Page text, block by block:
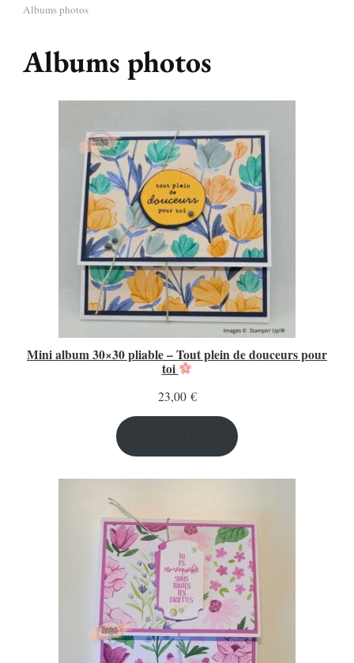
Albums photos
Albums photos
Mini album 30×30 pliable – Tout plein de douceurs pour
toi
23,00 €